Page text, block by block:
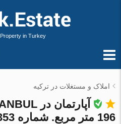
Property in Turkey
املاک و مستغلات در ترکیه
196 متر مربع. شماره 85353